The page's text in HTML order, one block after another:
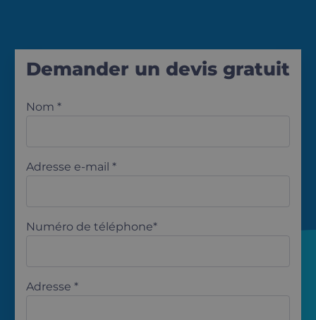
Demander un devis gratuit
Nom *
Adresse e-mail *
Numéro de téléphone*
Adresse *